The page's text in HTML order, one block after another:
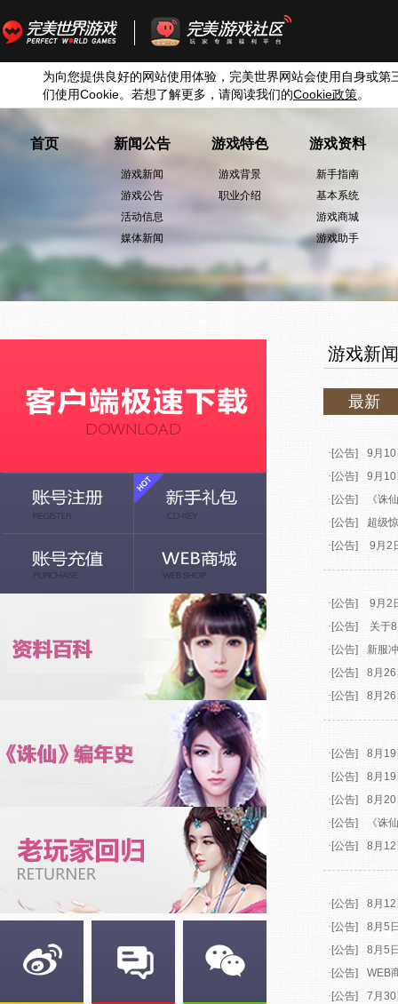
为向您提供良好的网站使用体验，完美世界网站会使用自身或第
们使用Cookie。若想了解更多，请阅读我们的Cookie政策。
首页 新闻公告
游戏新闻
游戏公告
活动信息
媒体新闻
游戏特色
游戏背景
职业介绍
游戏资料
新手指南
基本系统
游戏商城
游戏助手
游戏新闻
最新
· [公告]
9月10
· [公告]
9月10
· [公告]
《诛
· [公告]
超级
· [公告] 9月2
· [公告]
9月2
· [公告]
关于
· [公告]
新服
· [公告]
8月26
· [公告] 8月26
· [公告]
8月19
· [公告]
8月19
· [公告]
8月20
· [公告]
《诛
· [公告] 8月12
· [公告]
8月12
· [公告]
8月5
· [公告]
8月5
· [公告]
WEB
· [公告] 7月30